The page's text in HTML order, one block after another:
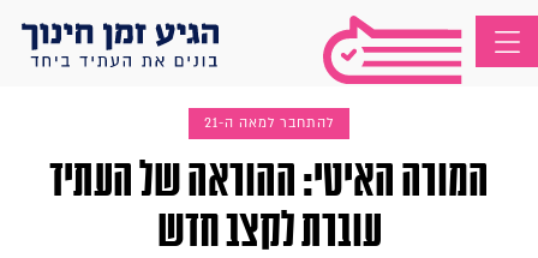
להתחבר למאה ה-21
המורה האיטי: ההוראה של העתיד
עוברת לקצב חדש